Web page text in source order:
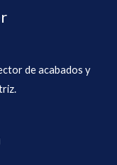
de acabados y